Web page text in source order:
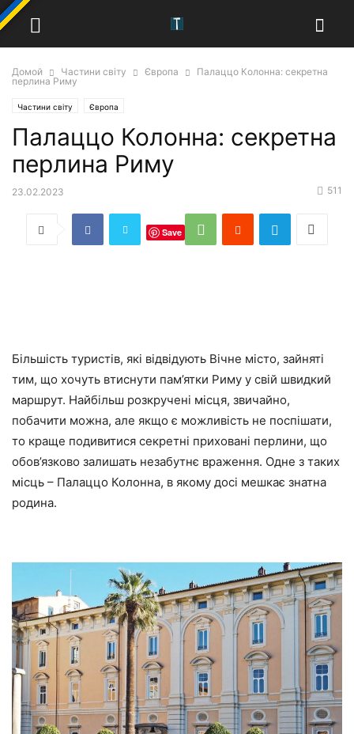
Домой Частини світу Європа
Палаццо Колонна: секретна
перлина Риму
Частини світу Європа
Палаццо Колонна: секретна
перлина Риму
23.02.2023 511
Save
Більшість туристів, які відвідують Вічне місто, зайняті
тим, що хочуть втиснути пам’ятки Риму у свій швидкий
маршрут. Найбільш розкручені місця, звичайно,
побачити можна, але якщо є можливість не поспішати,
то краще подивитися секретні приховані перлини, що
обов’язково залишать незабутнє враження. Одне з таких
місць – Палаццо Колонна, в якому досі мешкає знатна
родина.